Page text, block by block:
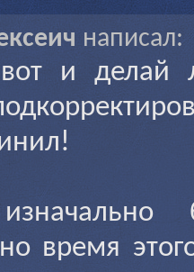
написал:
вот и
время